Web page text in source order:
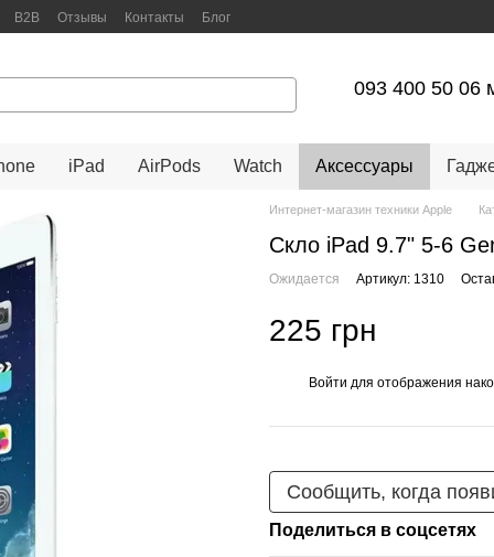
B2B Отзывы Контакты
Блог
093 400 50 06
iPad AirPods Watch Аксессуары
Интернет-магазин техники Apple
Скло iPad 9.7" 5-6
Ожидается Артикул: 1310
225 грн
Войти для отображения
Сообщить, когда
Поделиться в соцсетях